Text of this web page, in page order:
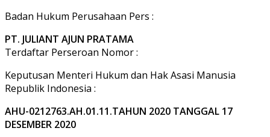
Badan Hukum Perusahaan Pers :
PT. JULIANT AJUN PRATAMA
Terdaftar Perseroan Nomor :
Keputusan Menteri Hukum dan Hak Asasi Manusia
Republik Indonesia :
AHU-0212763.AH.01.11.TAHUN 2020 TANGGAL 17
DESEMBER 2020